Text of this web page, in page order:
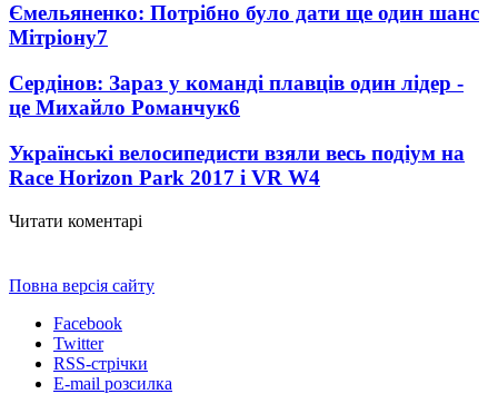
Ємельяненко: Потрібно було дати ще один шанс
Мітріону7
Сердінов: Зараз у команді плавців один лідер -
це Михайло Романчук6
Українські велосипедисти взяли весь подіум на
Race Horizon Park 2017 і VR W4
Читати коментарі
Повна версія сайту
Facebook
Twitter
RSS-стрічки
E-mail розсилка